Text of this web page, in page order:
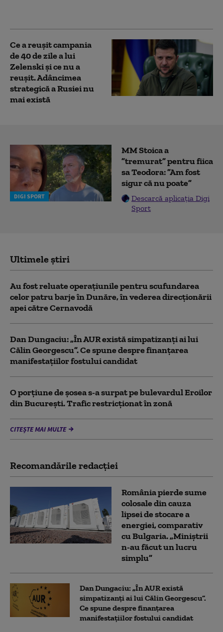
Ce a reușit campania
de 40 de zile a lui
Zelenski și ce nu a
reușit. Adâncimea
strategică a Rusiei nu
mai există
DIGI SPORT
MM Stoica a
”tremurat” pentru fiica
sa Teodora: ”Am fost
sigur că nu poate”
Descarcă aplicația Digi
Sport
Ultimele știri
Au fost reluate operațiunile pentru scufundarea
celor patru barje în Dunăre, în vederea direcționării
apei către Cernavodă
Dan Dungaciu: „În AUR există simpatizanți ai lui
Călin Georgescu”. Ce spune despre finanțarea
manifestațiilor fostului candidat
O porțiune de șosea s-a surpat pe bulevardul Eroilor
din București. Trafic restricționat în zonă
CITEȘTE MAI MULTE
Recomandările redacţiei
România pierde sume
colosale din cauza
lipsei de stocare a
energiei, comparativ
cu Bulgaria. „Miniștrii
n-au făcut un lucru
simplu”
Dan Dungaciu: „În AUR există
simpatizanți ai lui Călin Georgescu”.
Ce spune despre finanțarea
manifestațiilor fostului candidat